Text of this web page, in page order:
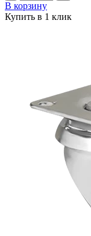
В корзину
Купить в 1 клик